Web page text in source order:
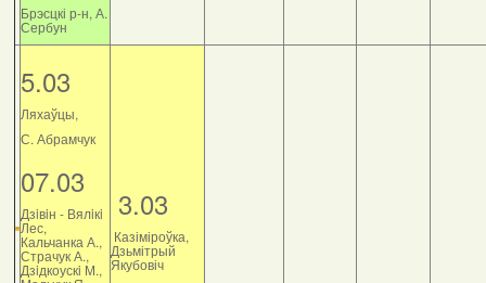
Брэсцкі р-н, А.
Сербун
5.03
Ляхаўцы,
С. Абрамчук
07.03
Дзiвiн - Вялiкi
Лес,
Кальчанка А.,
Страчук А.,
Дзiдкоускi М.,
3.03
Казіміроўка,
Дзьмітрый
Якубовіч